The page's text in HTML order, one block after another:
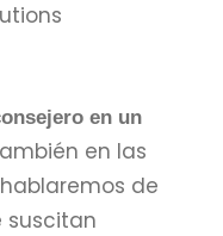
en un
en las
hablaremos de
suscitan